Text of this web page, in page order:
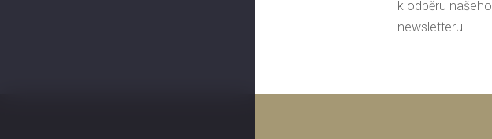
k odběru našeho
newsletteru.